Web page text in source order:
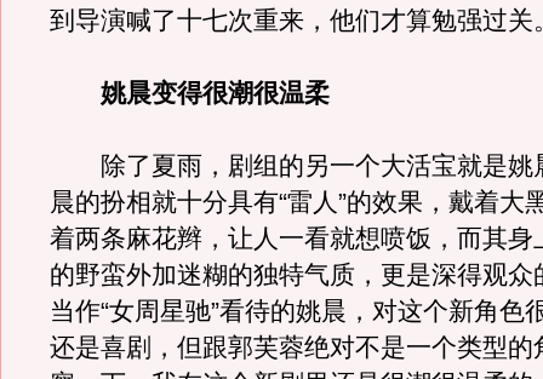
到导演喊了十七次重来，他们才算勉强过关
姚晨变得很潮很温柔
除了夏雨，剧组的另一个大活宝就是姚
晨的扮相就十分具有“雷人”的效果，戴着大
着两条麻花辫，让人一看就想喷饭，而其身
的野蛮外加迷糊的独特气质，更是深得观众
当作“女周星驰”看待的姚晨，对这个新角色
还是喜剧，但跟郭芙蓉绝对不是一个类型的